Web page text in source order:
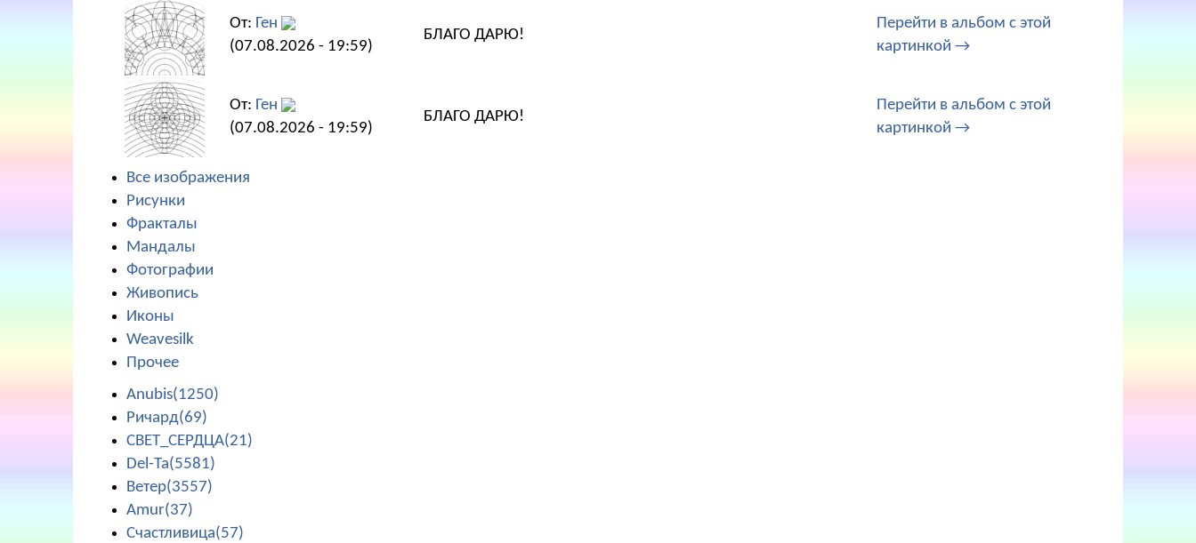
От: Ген
(07.08.2026 - 19:59)
БЛАГО ДАРЮ!
Перейти в альбом с этой
картинкой →
От: Ген
(07.08.2026 - 19:59)
БЛАГО ДАРЮ!
Перейти в альбом с этой
картинкой →
Все изображения
Рисунки
Фракталы
Мандалы
Фотографии
Живопись
Иконы
Weavesilk
Прочее
Anubis(1250)
Ричард(69)
СВЕТ_СЕРДЦА(21)
Del-Ta(5581)
Ветер(3557)
Amur(37)
Счастливица(57)